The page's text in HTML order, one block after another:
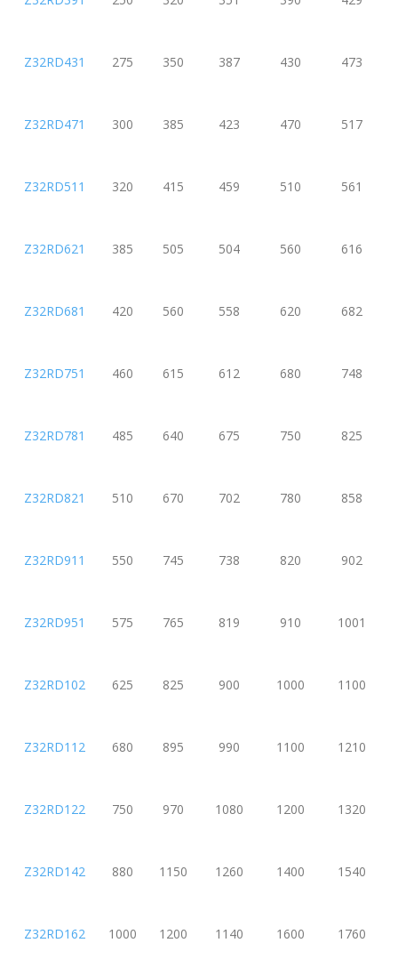
Z32RD431 275 350 387 430 473
Z32RD471 300 385 423 470 517
Z32RD511 320 415 459 510 561
Z32RD621 385 505 504 560 616
Z32RD681 420 560 558 620 682
Z32RD751 460 615 612 680 748
Z32RD781 485 640 675 750 825
Z32RD821 510 670 702 780 858
Z32RD911 550 745 738 820 902
Z32RD951 575 765 819 910 1001
Z32RD102 625 825 900 1000 1100
Z32RD112 680 895 990 1100 1210
Z32RD122 750 970 1080 1200 1320
Z32RD142 880 1150 1260 1400 1540
Z32RD162 1000 1200 1140 1600 1760